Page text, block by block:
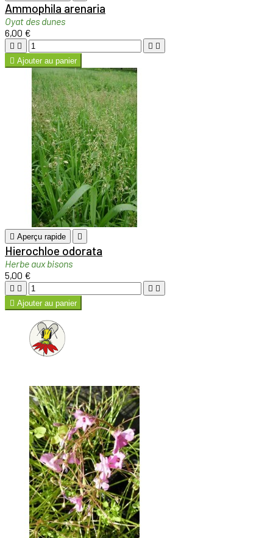
Ammophila arenaria
Oyat des dunes
6,00 €
   
 Ajouter au panier
 Aperçu rapide 
Hierochloe odorata
Herbe aux bisons
5,00 €
   
 Ajouter au panier